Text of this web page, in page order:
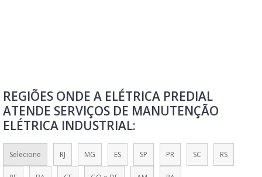
PREÇO INSTALAÇÃO SPDA
SERVIÇO DE INSTALAÇÃO DE PAINEL ELÉTRICO INDUSTRIAL
SERVIÇO DE MONTAGEM DE PAINEL INDUSTRIAL
SERVIÇO DE MONTAGEM DE PAINÉIS ELÉTRICOS INDUSTRIAIS
SERVIÇO DE MONTAGEM DE QUADROS ELÉTRICOS
REGIÕES ONDE A ELÉTRICA PREDIAL
ATENDE SERVIÇOS DE MANUTENÇÃO
ELÉTRICA INDUSTRIAL:
Selecione RJ MG ES SP PR SC RS